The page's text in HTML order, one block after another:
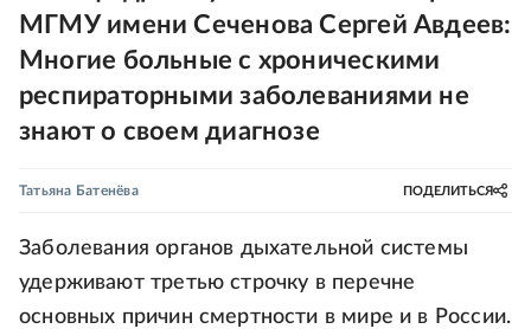
МГМУ имени Сеченова Сергей Авдеев:
Многие больные с хроническими
респираторными заболеваниями не
знают о своем диагнозе
Татьяна Батенёва ПОДЕЛИТЬСЯ
Заболевания органов дыхательной системы
удерживают третью строчку в перечне
основных причин смертности в мире и в России.